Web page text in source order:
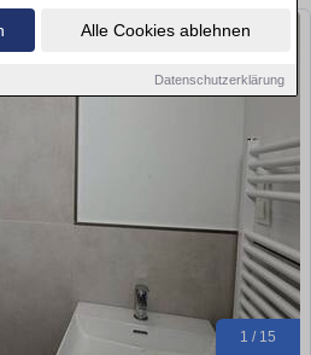
Alle Cookies ablehnen
Datenschutzerklärung
1 / 15